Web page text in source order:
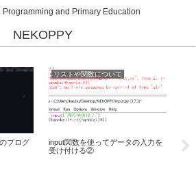
Programming and Primary Education
NEKOPPY
プログ
リストや関数について
input関数を使ってデータの入力を
受け付ける②
関
解